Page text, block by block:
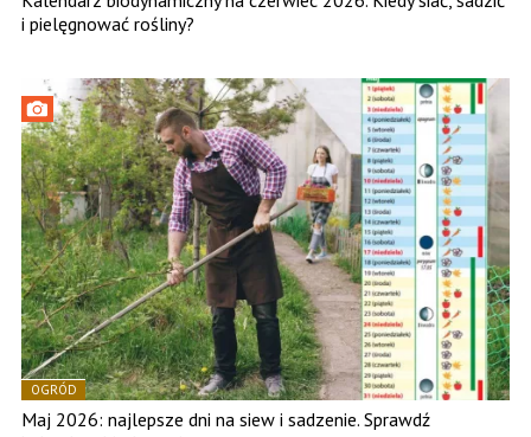
i pielęgnować rośliny?
OGRÓD
Maj 2026: najlepsze dni na siew i sadzenie. Sprawdź